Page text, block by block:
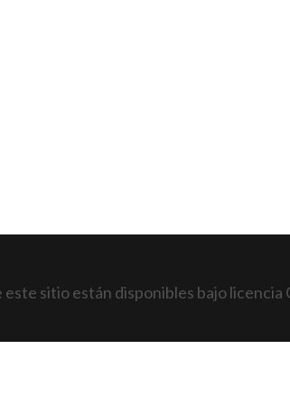
este sitio están disponibles bajo licencia